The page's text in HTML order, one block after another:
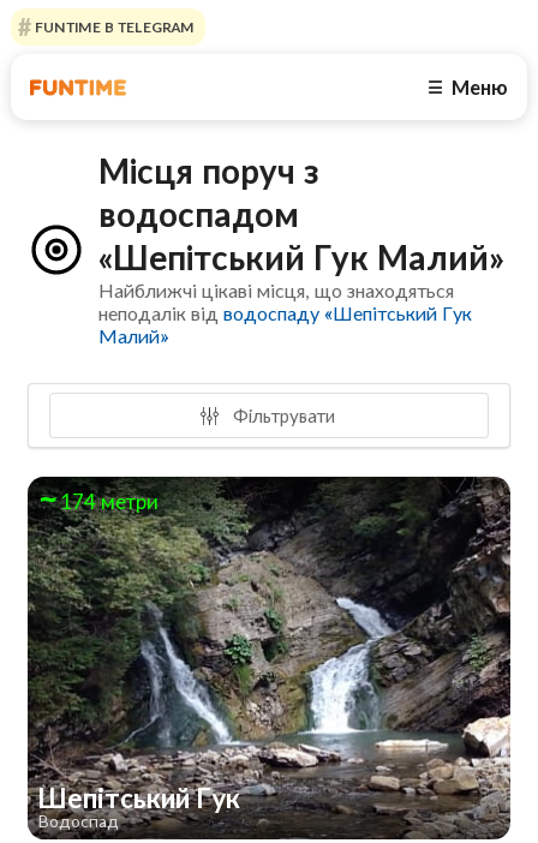
FUNTIME В TELEGRAM
☰ Меню
Місця поруч з
водоспадом
«Шепітський Гук Малий»
Найближчі цікаві місця, що знаходяться
неподалік відводоспаду «Шепітський Гук
Малий»
Фільтрувати
174 метри
Шепітський Гук
Водоспад